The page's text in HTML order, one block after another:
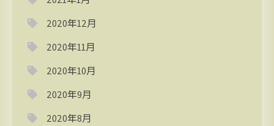
2020年12月
2020年11月
2020年10月
2020年9月
2020年8月